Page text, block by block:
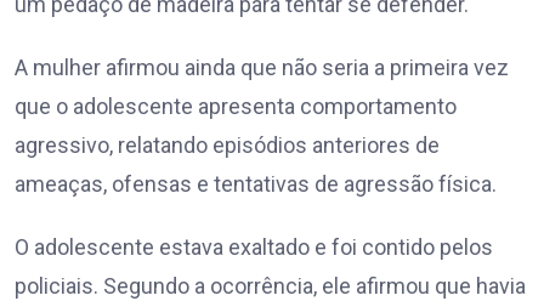
A mulher afirmou ainda que não seria a primeira vez
que o adolescente apresenta comportamento
agressivo, relatando episódios anteriores de
ameaças, ofensas e tentativas de agressão física.
O adolescente estava exaltado e foi contido pelos
policiais. Segundo a ocorrência, ele afirmou que havia